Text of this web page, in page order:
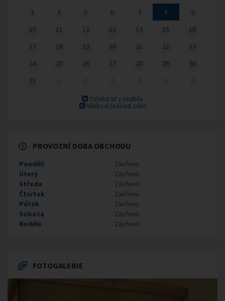
3 4 5 6 7 8
9
10
11 12 13 14 15
16
17
18 19 20 21 22
23
24
25 26 27 28 29
30
31
Odebírat v mobilu
Webcal (návod zde)
PROVOZNÍ DOBA OBCHODU
Pondělí
Zavřeno
Úterý
Zavřeno
Středa
Zavřeno
Čtvrtek
Zavřeno
Pátek
Zavřeno
Sobota
Zavřeno
Neděle
Zavřeno
FOTOGALERIE